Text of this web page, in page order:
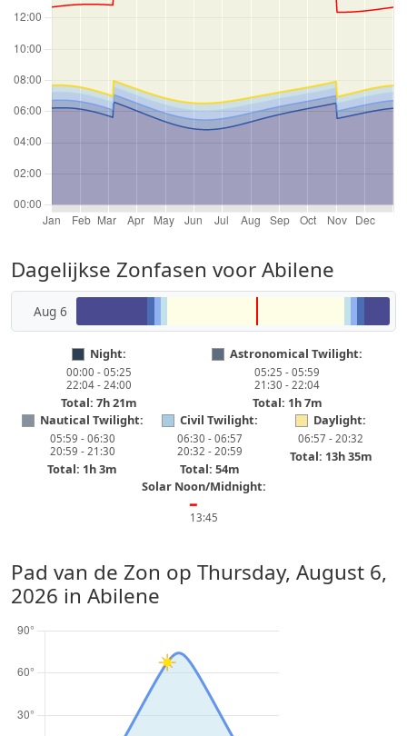
Dagelijkse Zonfasen voor Abilene
Aug 6
Night:
00:00 - 05:25
22:04 - 24:00
Total: 7h 21m
Astronomical Twilight:
05:25 - 05:59
21:30 - 22:04
Total: 1h 7m
Nautical Twilight:
05:59 - 06:30
20:59 - 21:30
Total: 1h 3m
Civil Twilight:
06:30 - 06:57
20:32 - 20:59
Total: 54m
Daylight:
06:57 - 20:32
Total: 13h 35m
Solar Noon/Midnight:
━
13:45
Pad van de Zon op Thursday, August 6,
2026 in Abilene